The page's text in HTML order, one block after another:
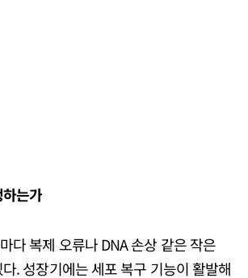
는가
다 복제 오류나 DNA 손상 같은 작은
. 성장기에는 세포 복구 기능이 활발해